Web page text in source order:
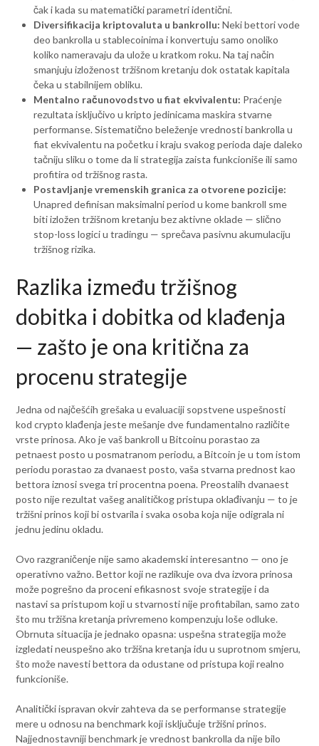
čak i kada su matematički parametri identični.
Diversifikacija kriptovaluta u bankrollu: Neki bettori vode
deo bankrolla u stablecoinima i konvertuju samo onoliko
koliko nameravaju da ulože u kratkom roku. Na taj način
smanjuju izloženost tržišnom kretanju dok ostatak kapitala
čeka u stabilnijem obliku.
Mentalno računovodstvo u fiat ekvivalentu: Praćenje
rezultata isključivo u kripto jedinicama maskira stvarne
performanse. Sistematično beleženje vrednosti bankrolla u
fiat ekvivalentu na početku i kraju svakog perioda daje daleko
tačniju sliku o tome da li strategija zaista funkcioniše ili samo
profitira od tržišnog rasta.
Postavljanje vremenskih granica za otvorene pozicije:
Unapred definisan maksimalni period u kome bankroll sme
biti izložen tržišnom kretanju bez aktivne oklade — slično
stop-loss logici u tradingu — sprečava pasivnu akumulaciju
tržišnog rizika.
Razlika između tržišnog
dobitka i dobitka od klađenja
— zašto je ona kritična za
procenu strategije
Jedna od najčešćih grešaka u evaluaciji sopstvene uspešnosti
kod crypto klađenja jeste mešanje dve fundamentalno različite
vrste prinosa. Ako je vaš bankroll u Bitcoinu porastao za
petnaest posto u posmatranom periodu, a Bitcoin je u tom istom
periodu porastao za dvanaest posto, vaša stvarna prednost kao
bettora iznosi svega tri procentna poena. Preostalih dvanaest
posto nije rezultat vašeg analitičkog pristupa oklađivanju — to je
tržišni prinos koji bi ostvarila i svaka osoba koja nije odigrala ni
jednu jedinu okladu.
Ovo razgraničenje nije samo akademski interesantno — ono je
operativno važno. Bettor koji ne razlikuje ova dva izvora prinosa
može pogrešno da proceni efikasnost svoje strategije i da
nastavi sa pristupom koji u stvarnosti nije profitabilan, samo zato
što mu tržišna kretanja privremeno kompenzuju loše odluke.
Obrnuta situacija je jednako opasna: uspešna strategija može
izgledati neuspešno ako tržišna kretanja idu u suprotnom smjeru,
što može navesti bettora da odustane od pristupa koji realno
funkcioniše.
Analitički ispravan okvir zahteva da se performanse strategije
mere u odnosu na benchmark koji isključuje tržišni prinos.
Najjednostavniji benchmark je vrednost bankrolla da nije bilo